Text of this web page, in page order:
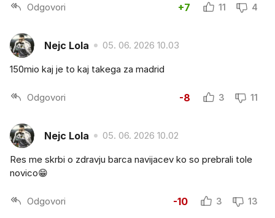
Odgovori +7 11 4
Nejc Lola 05. 06. 2026 10.03
150mio kaj je to kaj takega za madrid
Odgovori -8 3 11
Nejc Lola 05. 06. 2026 10.02
Res me skrbi o zdravju barca navijacev ko so prebrali tole
novico😁
Odgovori -10 3 13